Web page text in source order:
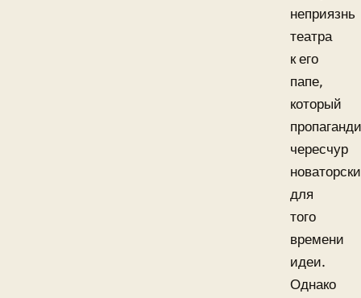
неприязнь
театра
к его
папе,
который
чересчур
для
того
времени
идеи.
Однако